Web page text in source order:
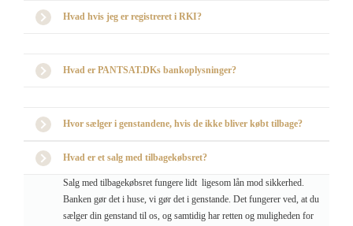
Hvad hvis jeg er registreret i RKI?
Hvad er PANTSAT.DKs bankoplysninger?
Hvor sælger i genstandene, hvis de ikke bliver købt tilbage?
Hvad er et salg med tilbagekøbsret?
Salg med tilbagekøbsret fungere lidt ligesom lån mod sikkerhed.
Banken gør det i huse, vi gør det i genstande. Det fungerer ved, at du
sælger din genstand til os, og samtidig har retten og muligheden for